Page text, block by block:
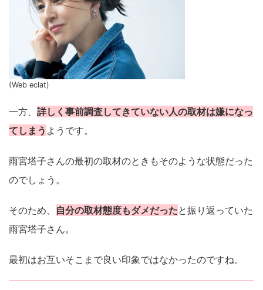
(Web eclat)
一方、 詳しく事前調査してきていない人の取材は嫌になっ
てしまう ようです。
雨宮塔子さんの最初の取材のときもそのような状態だった
のでしょう。
そのため、 自分の取材態度もダメだったと振り返っていた
雨宮塔子さん。
最初はお互いそこまで良い印象ではなかったのですね。